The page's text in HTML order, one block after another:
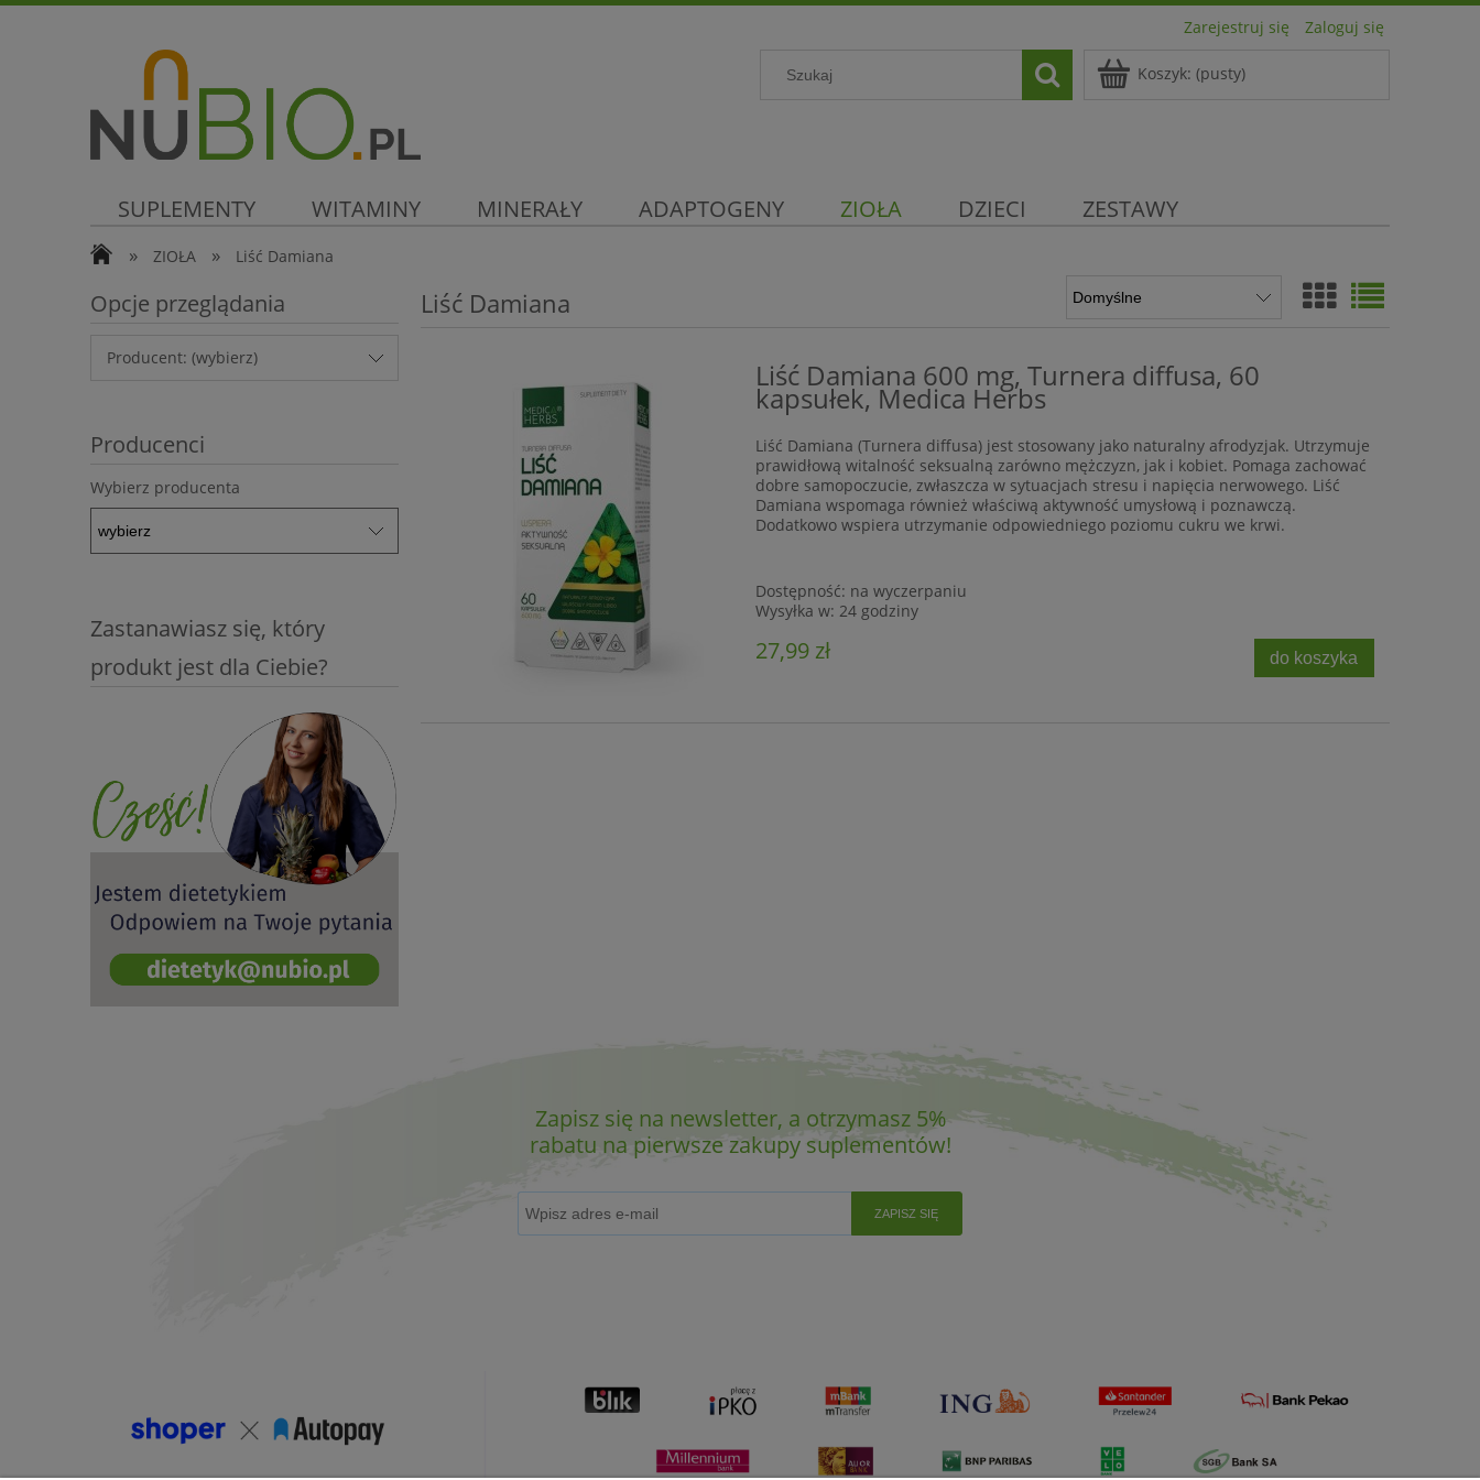
Zarejestruj się Zaloguj się
Koszyk: (pusty)
SUPLEMENTY WITAMINY MINERAŁY ADAPTOGENY ZIOŁA DZIECI
ZESTAWY
SUPER CENA
» ZIOŁA » Liść Damiana
Opcje przeglądania
Producent: (wybierz)
Producenci
Wybierz producenta
Zastanawiasz się, który
produkt jest dla Ciebie?
Liść Damiana
Liść Damiana 600 mg, Turnera diffusa, 60
kapsułek, Medica Herbs
Liść Damiana (Turnera diffusa) jest stosowany jako naturalny afrodyzjak. Utrzymuje
prawidłową witalność seksualną zarówno mężczyzn, jak i kobiet. Pomaga zachować
dobre samopoczucie, zwłaszcza w sytuacjach stresu i napięcia nerwowego. Liść
Damiana wspomaga również właściwą aktywność umysłową i poznawczą.
Dodatkowo wspiera utrzymanie odpowiedniego poziomu cukru we krwi.
Dostępność: na wyczerpaniu
Wysyłka w: 24 godziny
27,99 zł do koszyka
Zapisz się na newsletter, a otrzymasz 5%
rabatu na pierwsze zakupy suplementów!
ZAPISZ SIĘ